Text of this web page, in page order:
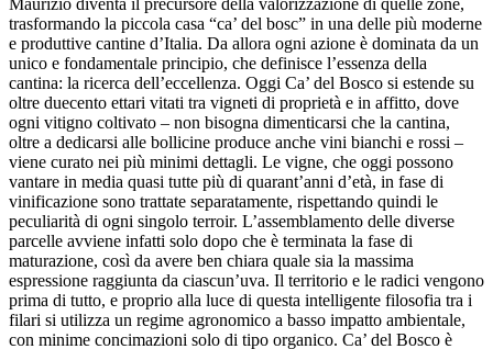
trasformando la piccola casa “ca’ del bosc” in una delle più moderne
e produttive cantine d’Italia. Da allora ogni azione è dominata da un
unico e fondamentale principio, che definisce l’essenza della
cantina: la ricerca dell’eccellenza. Oggi Ca’ del Bosco si estende su
oltre duecento ettari vitati tra vigneti di proprietà e in affitto, dove
ogni vitigno coltivato – non bisogna dimenticarsi che la cantina,
oltre a dedicarsi alle bollicine produce anche vini bianchi e rossi –
viene curato nei più minimi dettagli. Le vigne, che oggi possono
vantare in media quasi tutte più di quarant’anni d’età, in fase di
vinificazione sono trattate separatamente, rispettando quindi le
peculiarità di ogni singolo terroir. L’assemblamento delle diverse
parcelle avviene infatti solo dopo che è terminata la fase di
maturazione, così da avere ben chiara quale sia la massima
espressione raggiunta da ciascun’uva. Il territorio e le radici vengono
prima di tutto, e proprio alla luce di questa intelligente filosofia tra i
filari si utilizza un regime agronomico a basso impatto ambientale,
con minime concimazioni solo di tipo organico. Ca’ del Bosco è